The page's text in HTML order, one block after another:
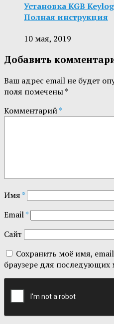
Установка KGB
Полная инструкция
10 мая, 2019
Добавить
Ваш адрес email не будет
поля помечены*
Комментарий*
Имя*
Email*
Сайт
Сохранить моё имя,
браузере для